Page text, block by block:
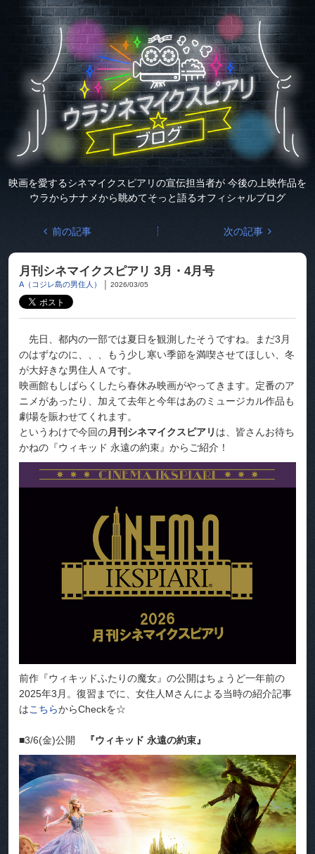
映画を愛するシネマイクスピアリの宣伝担当者が 今後の上映作品を
ウラからナナメから眺めてそっと語るオフィシャルブログ
前の記事 次の記事
月刊シネマイクスピアリ 3月・4月号
A（コジレ島の男住人） 2026/03/05
先日、都内の一部では夏日を観測したそうですね。まだ3月
のはずなのに、、、もう少し寒い季節を満喫させてほしい、冬
が大好きな男住人Ａです。
映画館もしばらくしたら春休み映画がやってきます。定番のア
ニメがあったり、加えて去年と今年はあのミュージカル作品も
劇場を賑わせてくれます。
というわけで今回の月刊シネマイクスピアリ は、皆さんお待ち
かねの『ウィキッド 永遠の約束』からご紹介！
前作『ウィキッドふたりの魔女』の公開はちょうど一年前の
2025年3月。復習までに、女住人Mさんによる当時の紹介記事
はこちらからCheckを☆
■3/6(金)公開 『ウィキッド 永遠の約束』